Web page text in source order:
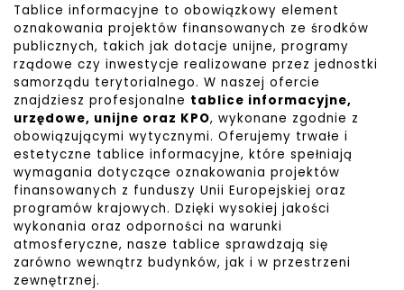
Tablice informacyjne to obowiązkowy element
oznakowania projektów finansowanych ze środków
publicznych, takich jak dotacje unijne, programy
rządowe czy inwestycje realizowane przez jednostki
samorządu terytorialnego. W naszej ofercie
znajdziesz profesjonalne tablice informacyjne,
urzędowe, unijne oraz KPO, wykonane zgodnie z
obowiązującymi wytycznymi. Oferujemy trwałe i
estetyczne tablice informacyjne, które spełniają
wymagania dotyczące oznakowania projektów
finansowanych z funduszy Unii Europejskiej oraz
programów krajowych. Dzięki wysokiej jakości
wykonania oraz odporności na warunki
atmosferyczne, nasze tablice sprawdzają się
zarówno wewnątrz budynków, jak i w przestrzeni
zewnętrznej.